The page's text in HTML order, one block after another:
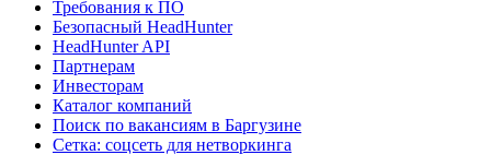
Требования к ПО
Безопасный HeadHunter
HeadHunter API
Партнерам
Инвесторам
Каталог компаний
Поиск по вакансиям в Баргузине
Сетка: соцсеть для нетворкинга